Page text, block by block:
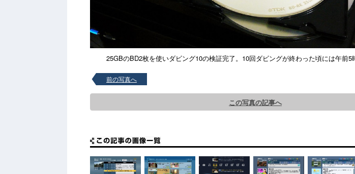
25GBのBD2枚を使いダビング10の検証完了。10回ダビングが終わった頃には午前5
前の写真へ
この写真の記事へ